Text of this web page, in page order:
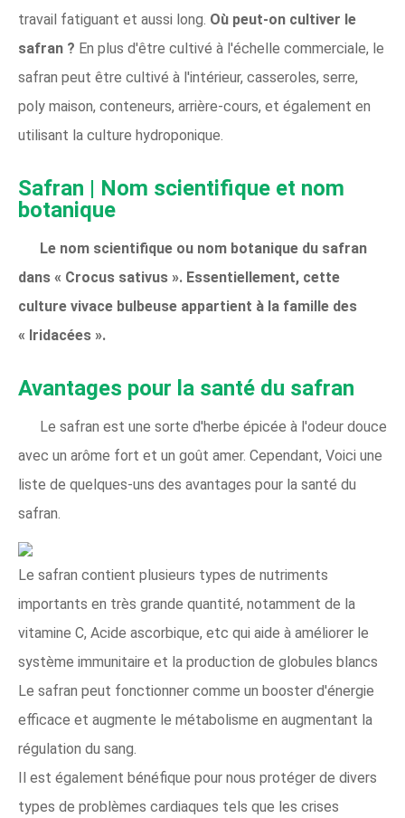
travail fatiguant et aussi long. Où peut-on cultiver le
safran ? En plus d'être cultivé à l'échelle commerciale, le
safran peut être cultivé à l'intérieur, casseroles, serre,
poly maison, conteneurs, arrière-cours, et également en
utilisant la culture hydroponique.
Safran | Nom scientifique et nom
botanique
Le nom scientifique ou nom botanique du safran
dans « Crocus sativus ». Essentiellement, cette
culture vivace bulbeuse appartient à la famille des
« Iridacées ».
Avantages pour la santé du safran
Le safran est une sorte d'herbe épicée à l'odeur douce
avec un arôme fort et un goût amer. Cependant, Voici une
liste de quelques-uns des avantages pour la santé du
safran.
Le safran contient plusieurs types de nutriments
importants en très grande quantité, notamment de la
vitamine C, Acide ascorbique, etc qui aide à améliorer le
système immunitaire et la production de globules blancs
Le safran peut fonctionner comme un booster d'énergie
efficace et augmente le métabolisme en augmentant la
régulation du sang.
Il est également bénéfique pour nous protéger de divers
types de problèmes cardiaques tels que les crises